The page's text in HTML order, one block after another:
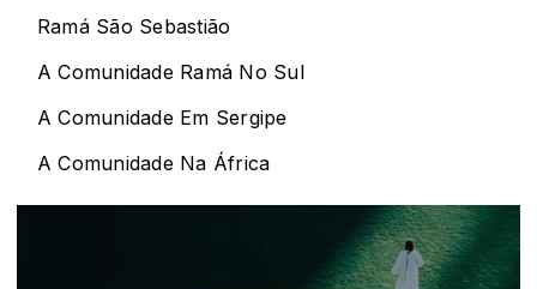
Ramá São Sebastião
A Comunidade Ramá No Sul
A Comunidade Em Sergipe
A Comunidade Na África